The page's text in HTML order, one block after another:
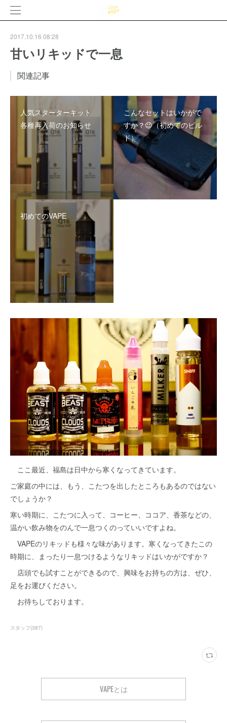
2017.10.16 08:28
甘いリキッドで一息
関連記事
人気スターターキット
各種再入荷のお知らせ
こんなセットはいかがで
すか？😉（初めてのビル
ド）
初めてのVAPE
ここ最近、福島は日中から寒くなってきています。
ご家庭の中には、もう、こたつを出したところもあるのではない
でしょうか？
寒い時期に、こたつに入って、コーヒー、ココア、香茶などの、
温かい飲み物をのんで一息つくのっていいですよね。
VAPEのリキッドも様々な味があります。寒くなってきたこの
時期に、まったり一息つけるようなリキッドはいかがですか？
店頭でも試すことができるので、興味をお持ちの方は、ぜひ、
足をお運びください。
お待ちしております。
スタッフ(387)
VAPEとは